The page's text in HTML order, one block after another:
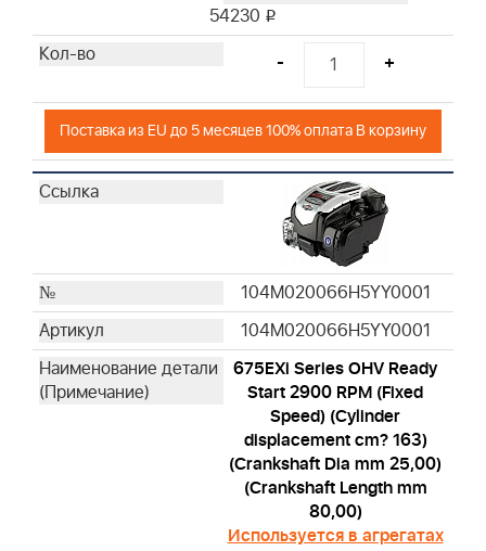
54230 i
- +
Поставка из EU до 5 месяцев 100% оплата В корзину
104M020066H5YY0001
104M020066H5YY0001
675EXi Series OHV Ready
Start 2900 RPM (Fixed
Speed) (Cylinder
displacement cm? 163)
(Crankshaft Dia mm 25,00)
(Crankshaft Length mm
80,00)
Используется в агрегатах